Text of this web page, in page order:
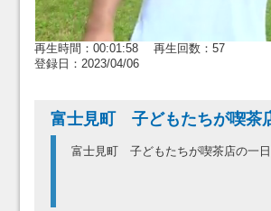
再生時間：00:01:58 再生回数：57
登録日：2023/04/06
富士見町 子どもたちが喫茶
富士見町 子どもたちが喫茶店の一